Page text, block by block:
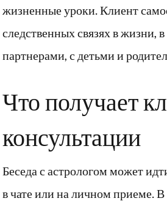
жизненные уроки. Клиент
следственных связях в
партнерами, с детьми и
Что получает
консультации
Беседа с астрологом может
в чате или на личном приеме. В